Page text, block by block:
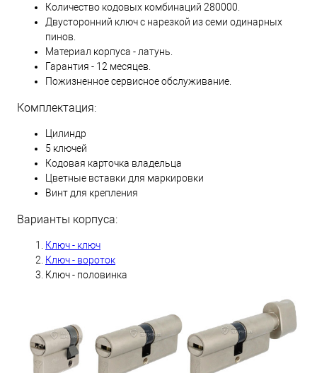
Количество кодовых комбинаций 280000.
Двусторонний ключ с нарезкой из семи одинарных
пинов.
Материал корпуса - латунь.
Гарантия - 12 месяцев.
Пожизненное сервисное обслуживание.
Комплектация:
Цилиндр
5 ключей
Кодовая карточка владельца
Цветные вставки для маркировки
Винт для крепления
Варианты корпуса:
Ключ - ключ
Ключ - вороток
Ключ - половинка